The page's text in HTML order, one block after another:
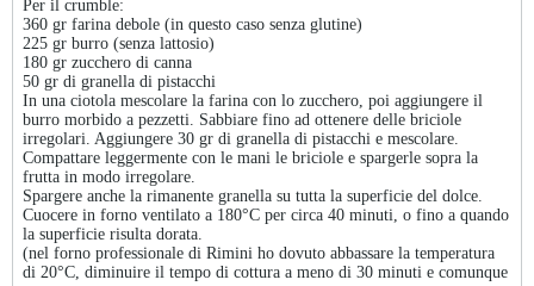
Per il crumble:
360 gr farina debole (in questo caso senza glutine)
225 gr burro (senza lattosio)
180 gr zucchero di canna
50 gr di granella di pistacchi
In una ciotola mescolare la farina con lo zucchero, poi aggiungere il
burro morbido a pezzetti. Sabbiare fino ad ottenere delle briciole
irregolari. Aggiungere 30 gr di granella di pistacchi e mescolare.
Compattare leggermente con le mani le briciole e spargerle sopra la
frutta in modo irregolare.
Spargere anche la rimanente granella su tutta la superficie del dolce.
Cuocere in forno ventilato a 180°C per circa 40 minuti, o fino a quando
la superficie risulta dorata.
(nel forno professionale di Rimini ho dovuto abbassare la temperatura
di 20°C, diminuire il tempo di cottura a meno di 30 minuti e comunque